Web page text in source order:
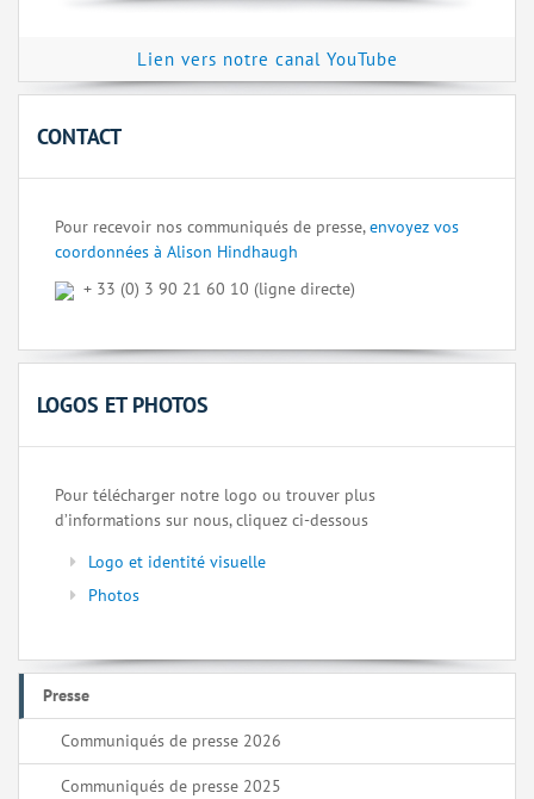
Lien vers notre canal YouTube
CONTACT
Pour recevoir nos communiqués de presse,envoyez vos
coordonnées à Alison Hindhaugh
+ 33 (0) 3 90 21 60 10 (ligne directe)
LOGOS ET PHOTOS
Pour télécharger notre logo ou trouver plus
d’informations sur nous, cliquez ci-dessous
Logo et identité visuelle
Photos
Presse
Communiqués de presse 2026
Communiqués de presse 2025